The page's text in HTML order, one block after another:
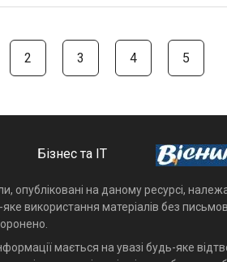
2 3 4 5
Бізнес та ІТ
опубліковані на даному ресурсі,
яке використання матеріалів без
мається на увазі будь-яке